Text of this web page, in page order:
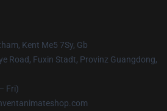
Kent Me5 7Sy, Gb
Road, Fuxin Stadt, Provinz Guangdong,
Fri)